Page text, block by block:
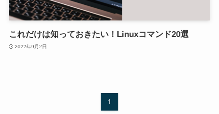
これだけは知っておきたい！Linuxコマンド20選
2022年9月2日
1